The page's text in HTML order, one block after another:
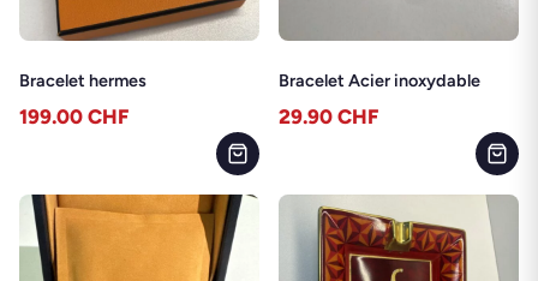
Bracelet hermes
199.00 CHF
Bracelet Acier inoxydable
29.90 CHF